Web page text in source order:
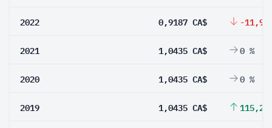
2022 0,9187 CA$ -11,96
2021 1,0435 CA$ 0 %
2020 1,0435 CA$ 0 %
2019 1,0435 CA$ 115,24